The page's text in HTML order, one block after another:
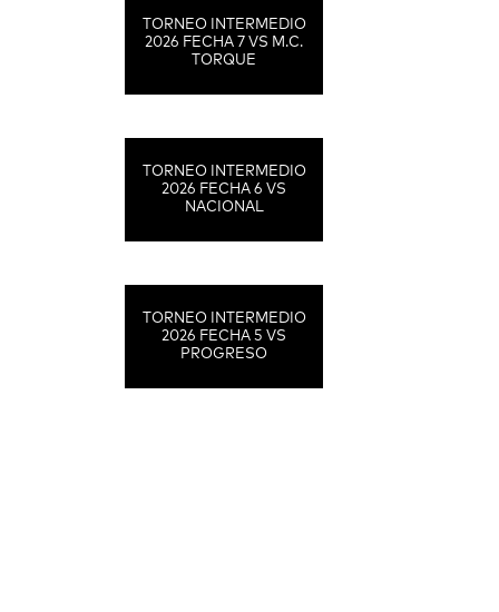
TORNEO INTERMEDIO
2026 FECHA 7 VS M.C.
TORQUE
TORNEO INTERMEDIO
2026 FECHA 6 VS
NACIONAL
TORNEO INTERMEDIO
2026 FECHA 5 VS
PROGRESO